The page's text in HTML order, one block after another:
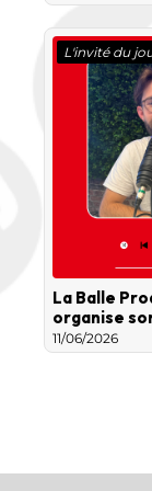
la country-
L'invité du
La Balle
organise
Beer Pong
11/06/2026